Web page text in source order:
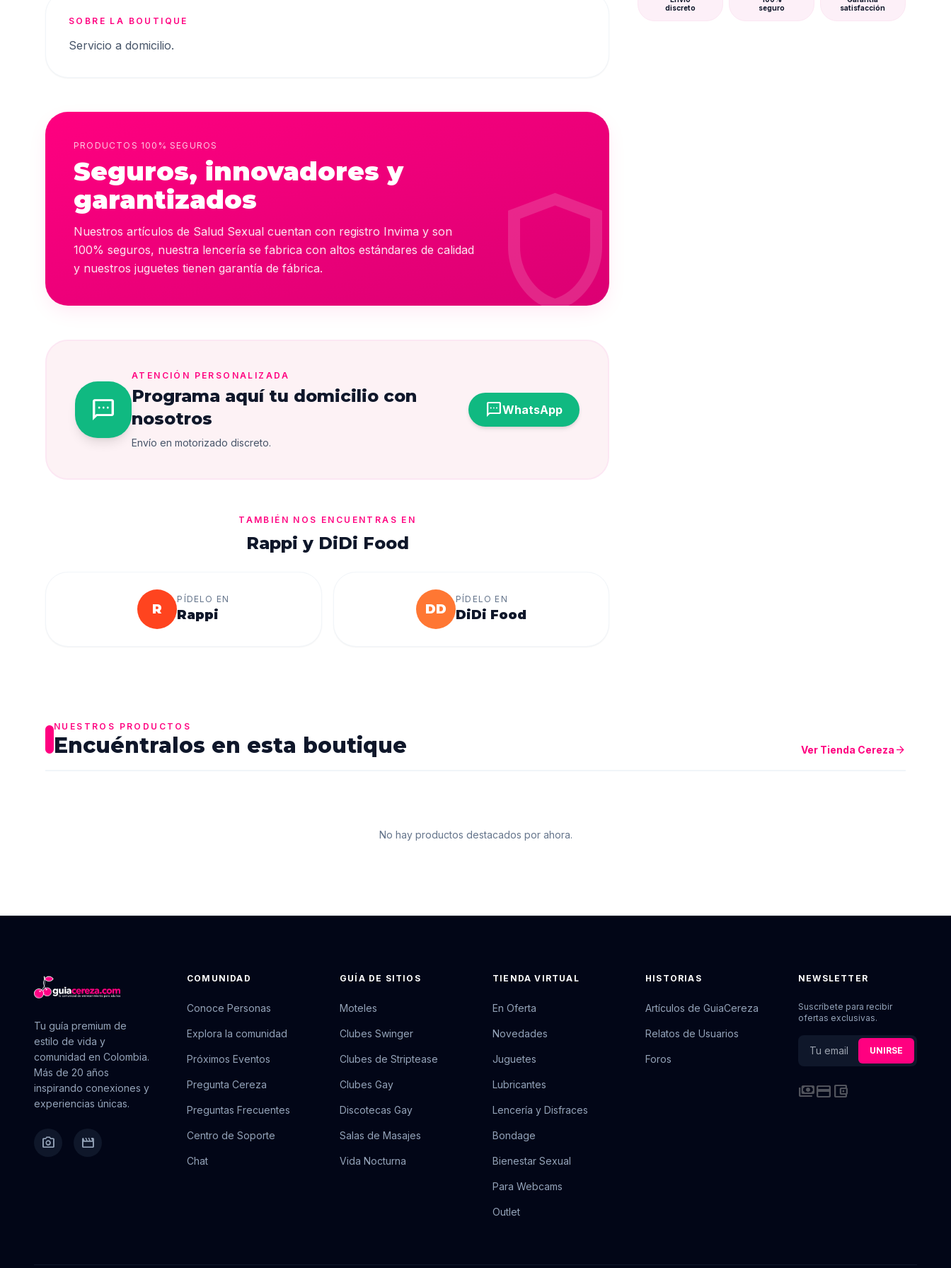
SOBRE LA BOUTIQUE
Servicio a domicilio.
PRODUCTOS 100% SEGUROS
Seguros, innovadores y
garantizados
Nuestros artículos de Salud Sexual cuentan con registro Invima y son
100% seguros, nuestra lencería se fabrica con altos estándares de calidad
y nuestros juguetes tienen garantía de fábrica.
shield
sms
ATENCIÓN PERSONALIZADA
Programa aquí tu domicilio con
nosotros
Envío en motorizado discreto.
smsWhatsApp
TAMBIÉN NOS ENCUENTRAS EN
Rappi y DiDi Food
R
PÍDELO EN
Rappi DD
PÍDELO EN
DiDi Food
discreto
seguro
satisfacción
NUESTROS PRODUCTOS
Encuéntralos en esta boutique Ver Tienda Cereza arrow_forward
No hay productos destacados por ahora.
Tu guía premium de
estilo de vida y
comunidad en Colombia.
Más de 20 años
inspirando conexiones y
experiencias únicas.
camera_alt movie
COMUNIDAD
Conoce Personas
Explora la comunidad
Próximos Eventos
Pregunta Cereza
Preguntas Frecuentes
Centro de Soporte
Chat
GUÍA DE SITIOS
Moteles
Clubes Swinger
Clubes de Striptease
Clubes Gay
Discotecas Gay
Salas de Masajes
Vida Nocturna
TIENDA VIRTUAL
En Oferta
Novedades
Juguetes
Lubricantes
Lencería y Disfraces
Bondage
Bienestar Sexual
Para Webcams
Outlet
HISTORIAS
Artículos de GuiaCereza
Relatos de Usuarios
Foros
NEWSLETTER
Suscríbete para recibir
ofertas exclusivas.
UNIRSE
paymentscredit_cardaccount_balance_wallet